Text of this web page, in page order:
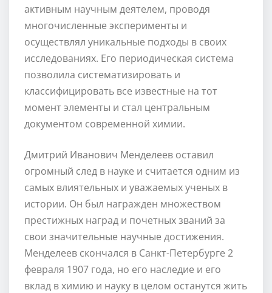
активным научным деятелем, проводя
многочисленные эксперименты и
осуществлял уникальные подходы в своих
исследованиях. Его периодическая система
позволила систематизировать и
классифицировать все известные на тот
момент элементы и стал центральным
документом современной химии.
Дмитрий Иванович Менделеев оставил
огромный след в науке и считается одним из
самых влиятельных и уважаемых ученых в
истории. Он был награжден множеством
престижных наград и почетных званий за
свои значительные научные достижения.
Менделеев скончался в Санкт-Петербурге 2
февраля 1907 года, но его наследие и его
вклад в химию и науку в целом останутся жить